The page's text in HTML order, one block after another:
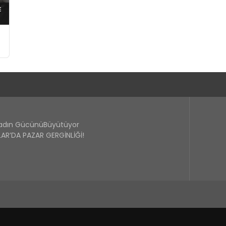
GücünüBüyütüyor
PAZAR GERGİNLİĞİ!